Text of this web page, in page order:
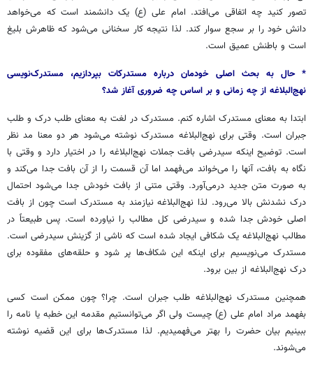
تصور کنید چه اتفاقی می‌افتد. امام علی (ع) یک دانشمند است که می‌خواهد
دانش خود را بر سجع سوار کند. لذا نتیجه کار سخنانی می‌شود که ظاهرش بلیغ
است و باطنش عمیق است.
* حال به بحث اصلی خودمان درباره مستدرکات بپردازیم، مستدرک‌نویسی
نهج‌البلاغه از چه زمانی و بر اساس چه ضروری آغاز شد؟
ابتدا به معنای مستدرک اشاره کنم. مستدرک در لغت به معنای طلب درک و طلب
جبران است. وقتی برای نهج‌البلاغه مستدرک نوشته می‌شود هر دو معنا مد نظر
است. توضیح اینکه سیدرضی بافت جملات نهج‌البلاغه را در اختیار دارد و وقتی با
نگاه به بافت، آنها را می‌خواند می‌فهمد اما آن قسمت را از آن بافت جدا می‌کند و
به صورت متن جدید درمی‌آورد. وقتی متنی از بافت خودش جدا می‌شود احتمال
درک نشدنش بالا می‌رود. لذا نهج‌البلاغه نیازمند به مستدرک است چون از بافت
اصلی خودش جدا شده و سیدرضی کل مطالب را نیاورده است. پس طبیعتاً در
مطالب نهج‌البلاغه یک شکافی ایجاد شده است که ناشی از گزینش سیدرضی است.
مستدرک می‌نویسیم برای اینکه این شکاف‌ها پر شود و حلقه‌های مفقوده برای
درک نهج‌البلاغه از بین برود.
همچنین مستدرک نهج‌البلاغه طلب جبران است. چرا؟ چون ممکن است کسی
بفهمد مراد امام علی (ع) چیست ولی اگر می‌توانستیم مقدمه این خطبه یا نامه را
ببینیم بیان حضرت را بهتر می‌فهمیدیم. لذا مستدرک‌ها برای این قضیه نوشته
می‌شوند.